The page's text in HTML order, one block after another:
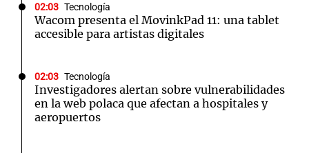
02:03 Tecnología
Wacom presenta el MovinkPad 11: una tablet
accesible para artistas digitales
02:03 Tecnología
Investigadores alertan sobre vulnerabilidades
en la web polaca que afectan a hospitales y
aeropuertos